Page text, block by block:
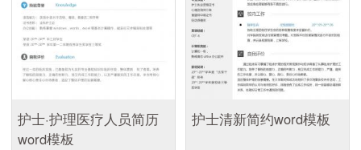
护士·护理医疗人员简历
word模板
护士清新简约word模板